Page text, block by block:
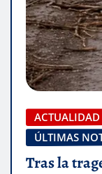
ACTUALIDAD
ÚLTIMAS
Tras la